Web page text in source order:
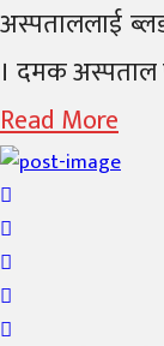
अस्पताललाई
। दमक अस्पताल
Read More